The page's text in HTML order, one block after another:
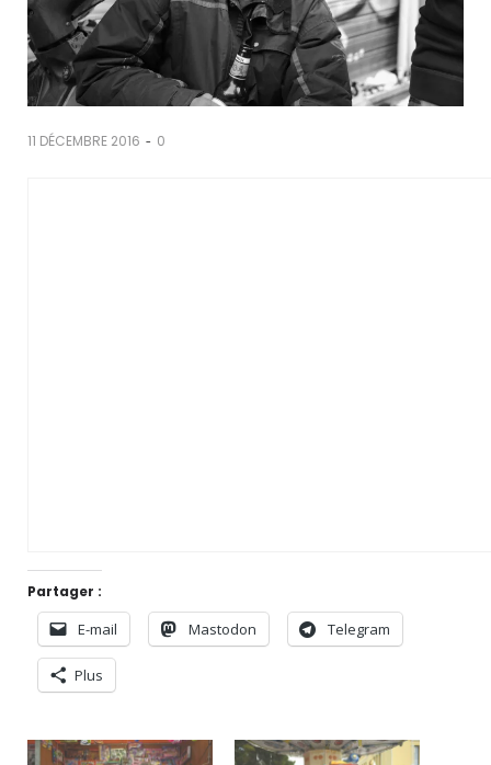
11 DÉCEMBRE 2016 - 0
Partager :
E-mail Mastodon Telegram
Plus